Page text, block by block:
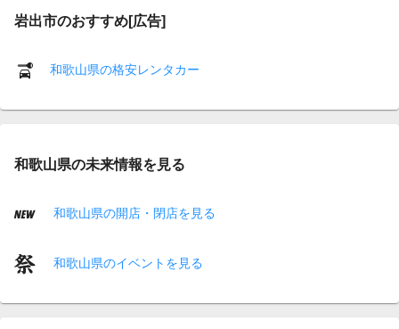
岩出市のおすすめ[広告]
和歌山県の格安レンタカー
和歌山県の未来情報を見る
和歌山県の開店・閉店を見る
和歌山県のイベントを見る